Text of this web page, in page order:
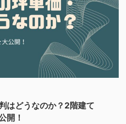
はどうなのか？2階建て
開！